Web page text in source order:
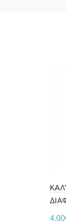
4,00